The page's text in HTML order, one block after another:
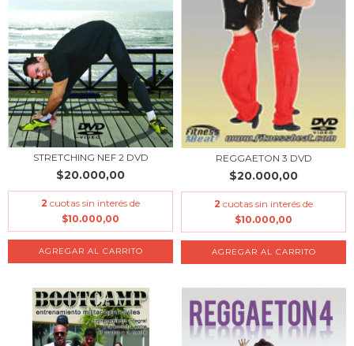
STRETCHING NEF 2 DVD
$20.000,00
2 cuotas sin interés de
$10.000,00
REGGAETON 3 DVD
$20.000,00
2 cuotas sin interés de
$10.000,00